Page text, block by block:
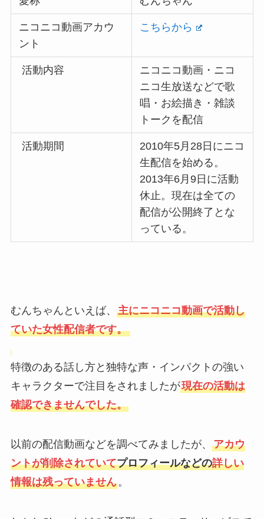
ニコニコ動画アカウ
ント
こちらから
活動内容
ニコニコ動画・ニコ
ニコ生放送などで歌
唱・お絵描き・雑談
トークを配信
活動期間
2010年5月28日にニコ
生配信を始める。
2013年6月9日に活動
休止。現在は全ての
配信が公開終了とな
っている。
むんちゃんといえば、 主にニコニコ動画で活動し
ていた女性配信者です。
特徴のある話し方と独特な声・インパクトの強い
キャラクターで注目をされましたが現在の活動は
確認できませんでした。
以前の配信動画などを調べてみましたが、 アカウ
ントが削除されていてプロフィールなどの詳しい
情報は残っていません。